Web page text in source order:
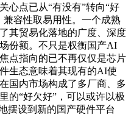
心点已从“有没有”转向“好
容性取易用性。一个成熟
其贸易化落地的广度、深度
份额。不只是权衡国产AI
点指向的已不再仅仅是芯片
生态意味着其现有的AI使
国内市场构成了多厂商、多
的“好欠好”，可以或许以极
摆设到新的国产硬件平台